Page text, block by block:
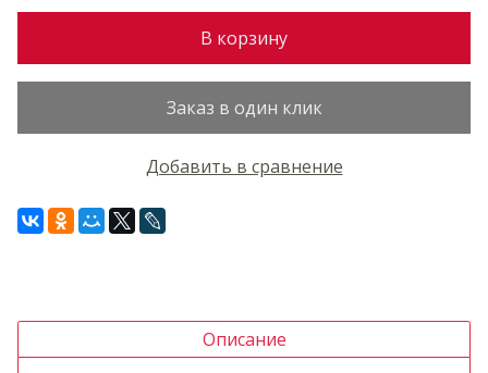
В корзину
Заказ в один клик
Добавить в сравнение
Описание